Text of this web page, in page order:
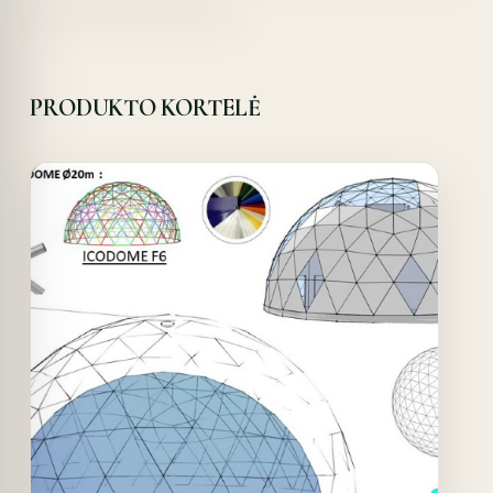
PRODUKTO KORTELĖ
Offer!
Quick View